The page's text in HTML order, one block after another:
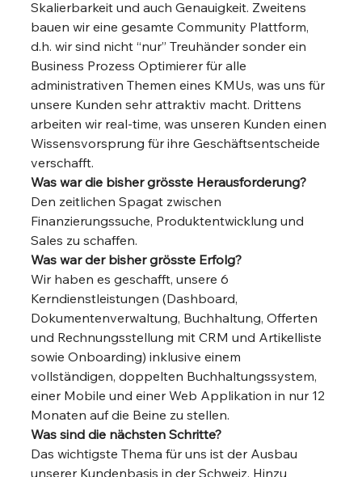
Skalierbarkeit und auch Genauigkeit. Zweitens
bauen wir eine gesamte Community Plattform,
d.h. wir sind nicht “nur” Treuhänder sonder ein
Business Prozess Optimierer für alle
administrativen Themen eines KMUs, was uns für
unsere Kunden sehr attraktiv macht. Drittens
arbeiten wir real-time, was unseren Kunden einen
Wissensvorsprung für ihre Geschäftsentscheide
verschafft.
Was war die bisher grösste Herausforderung?
Den zeitlichen Spagat zwischen
Finanzierungssuche, Produktentwicklung und
Sales zu schaffen.
Was war der bisher grösste Erfolg?
Wir haben es geschafft, unsere 6
Kerndienstleistungen (Dashboard,
Dokumentenverwaltung, Buchhaltung, Offerten
und Rechnungsstellung mit CRM und Artikelliste
sowie Onboarding) inklusive einem
vollständigen, doppelten Buchhaltungssystem,
einer Mobile und einer Web Applikation in nur 12
Monaten auf die Beine zu stellen.
Was sind die nächsten Schritte?
Das wichtigste Thema für uns ist der Ausbau
unserer Kundenbasis in der Schweiz. Hinzu